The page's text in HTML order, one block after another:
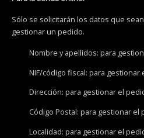
Sólo se solicitarán los datos que
gestionar un pedido.
Nombre y apellidos: para
NIF/código fiscal: para gestionar
Dirección: para gestionar el
Código Postal: para gestionar el
Localidad: para gestionar el